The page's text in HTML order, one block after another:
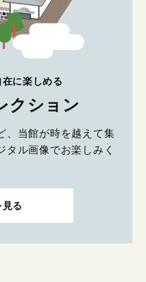
に楽しめる
クション
、当館が時を越えて集
タル画像でお楽しみく
る